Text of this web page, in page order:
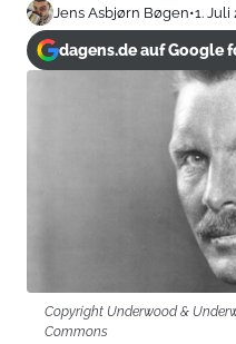
Jens Asbjørn Bøgen•1. Juli
dagens.de auf Google
Copyright Underwood &
Commons